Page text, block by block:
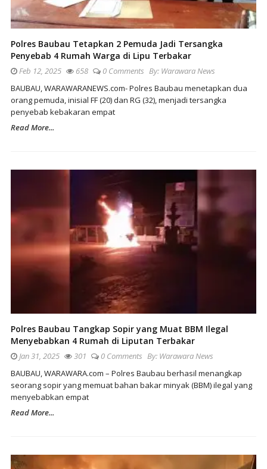
Polres Baubau Tetapkan 2 Pemuda Jadi Tersangka
Penyebab 4 Rumah Warga di Lipu Terbakar
Feb 12, 2025 658 0 Comments By: Warawara News
BAUBAU, WARAWARANEWS.com- Polres Baubau menetapkan dua
orang pemuda, inisial FF (20) dan RG (32), menjadi tersangka
penyebab kebakaran empat
Read More...
Polres Baubau Tangkap Sopir yang Muat BBM Ilegal
Menyebabkan 4 Rumah di Liputan Terbakar
Jan 31, 2025 301 0 Comments By: Warawara News
BAUBAU, WARAWARA.com – Polres Baubau berhasil menangkap
seorang sopir yang memuat bahan bakar minyak (BBM) ilegal yang
menyebabkan empat
Read More...